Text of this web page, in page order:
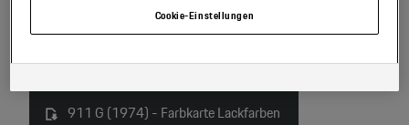
911 G (1971) - Booklet Farbmuster
911 G (1974) - Farbkarte Lackfarben
Einstellungen am Ende der Webseite.
Hinweis zu Cookies für Marketingzwecke:Sofern Sie über einen von uns
Daten, sofern Sie dem explizit zugestimmt („Cookies mit
werden.
Cookie-Einstellungen